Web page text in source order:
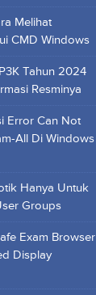
Melihat
CMD Windows
Tahun 2024
Resminya
Error Can Not
All Di Windows
Hanya Untuk
Groups
Exam Browser
Display